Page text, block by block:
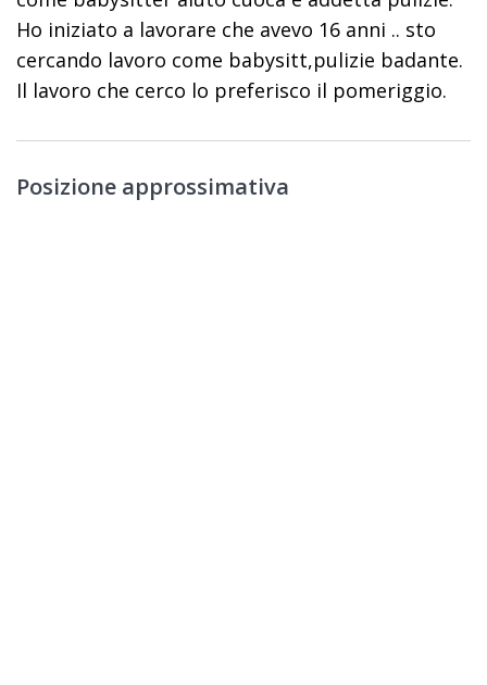
Ho iniziato a lavorare che avevo 16 anni .. sto
cercando lavoro come babysitt,pulizie badante.
Il lavoro che cerco lo preferisco il pomeriggio.
Posizione approssimativa